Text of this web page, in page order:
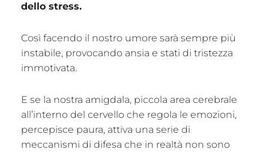
dello stress.
Così facendo il nostro umore sarà sempre più
instabile, provocando ansia e stati di tristezza
immotivata.
E se la nostra amigdala, piccola area cerebrale
all’interno del cervello che regola le emozioni,
percepisce paura, attiva una serie di
meccanismi di difesa che in realtà non sono